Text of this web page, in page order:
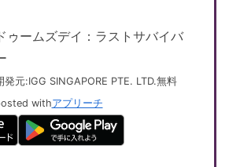
ゥームズデイ：ラストサバイバ
発元:IGG SINGAPORE PTE. LTD.無料
withアプリーチ